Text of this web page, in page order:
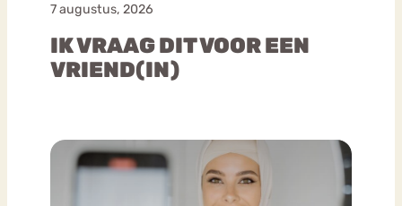
7 augustus, 2026
IK VRAAG DIT VOOR EEN
VRIEND(IN)